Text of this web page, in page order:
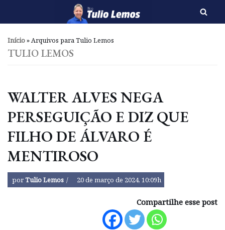
para
o
Início»Arquivos para Tulio Lemos
TULIO LEMOS
WALTER ALVES NEGA
PERSEGUIÇÃO E DIZ QUE
FILHO DE ÁLVARO É
MENTIROSO
porTulio Lemos 20 de março de 2024, 10:09h
Compartilhe esse post